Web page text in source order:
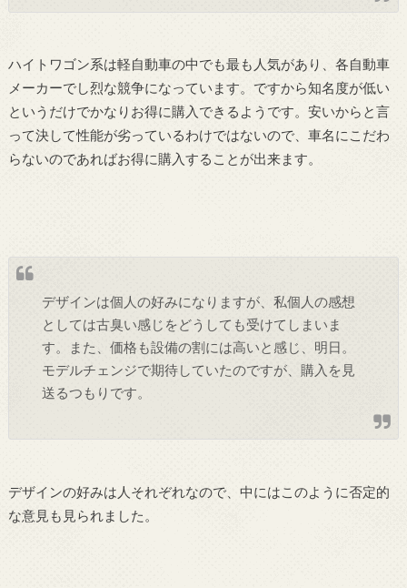
ハイトワゴン系は軽自動車の中でも最も人気があり、各自動車
メーカーでし烈な競争になっています。ですから知名度が低い
というだけでかなりお得に購入できるようです。安いからと言
って決して性能が劣っているわけではないので、車名にこだわ
らないのであればお得に購入することが出来ます。
デザインは個人の好みになりますが、私個人の感想
としては古臭い感じをどうしても受けてしまいま
す。また、価格も設備の割には高いと感じ、明日。
モデルチェンジで期待していたのですが、購入を見
送るつもりです。
デザインの好みは人それぞれなので、中にはこのように否定的
な意見も見られました。